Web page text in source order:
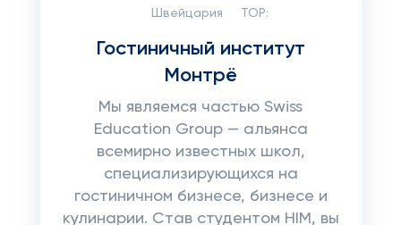
Швейцария TOP:
Гостиничный институт
Монтрё
Мы являемся частью Swiss
Education Group — альянса
всемирно известных школ,
специализирующихся на
гостиничном бизнесе, бизнесе и
кулинарии. Став студентом HIM, вы